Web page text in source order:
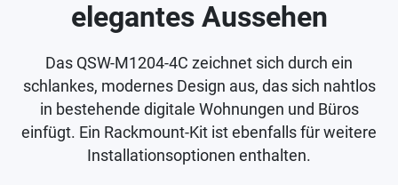
elegantes Aussehen
Das QSW-M1204-4C zeichnet sich durch ein
schlankes, modernes Design aus, das sich nahtlos
in bestehende digitale Wohnungen und Büros
einfügt. Ein Rackmount-Kit ist ebenfalls für weitere
Installationsoptionen enthalten.